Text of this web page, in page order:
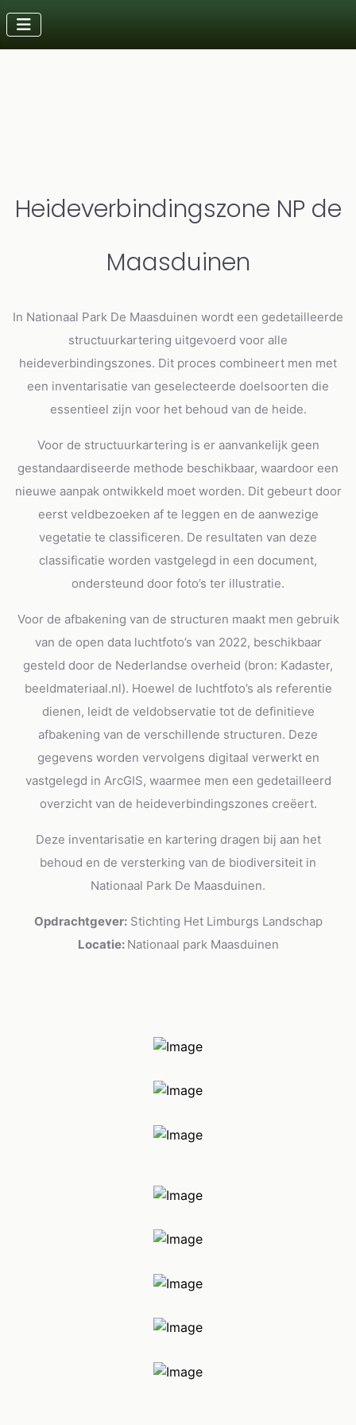
Heideverbindingszone NP de
Maasduinen
In Nationaal Park De Maasduinen wordt een gedetailleerde
structuurkartering uitgevoerd voor alle
heideverbindingszones. Dit proces combineert men met
een inventarisatie van geselecteerde doelsoorten die
essentieel zijn voor het behoud van de heide.
Voor de structuurkartering is er aanvankelijk geen
gestandaardiseerde methode beschikbaar, waardoor een
nieuwe aanpak ontwikkeld moet worden. Dit gebeurt door
eerst veldbezoeken af te leggen en de aanwezige
vegetatie te classificeren. De resultaten van deze
classificatie worden vastgelegd in een document,
ondersteund door foto’s ter illustratie.
Voor de afbakening van de structuren maakt men gebruik
van de open data luchtfoto’s van 2022, beschikbaar
gesteld door de Nederlandse overheid (bron: Kadaster,
beeldmateriaal.nl). Hoewel de luchtfoto’s als referentie
dienen, leidt de veldobservatie tot de definitieve
afbakening van de verschillende structuren. Deze
gegevens worden vervolgens digitaal verwerkt en
vastgelegd in ArcGIS, waarmee men een gedetailleerd
overzicht van de heideverbindingszones creëert.
Deze inventarisatie en kartering dragen bij aan het
behoud en de versterking van de biodiversiteit in
Nationaal Park De Maasduinen.
Opdrachtgever:Stichting Het Limburgs Landschap
Locatie: Nationaal park Maasduinen